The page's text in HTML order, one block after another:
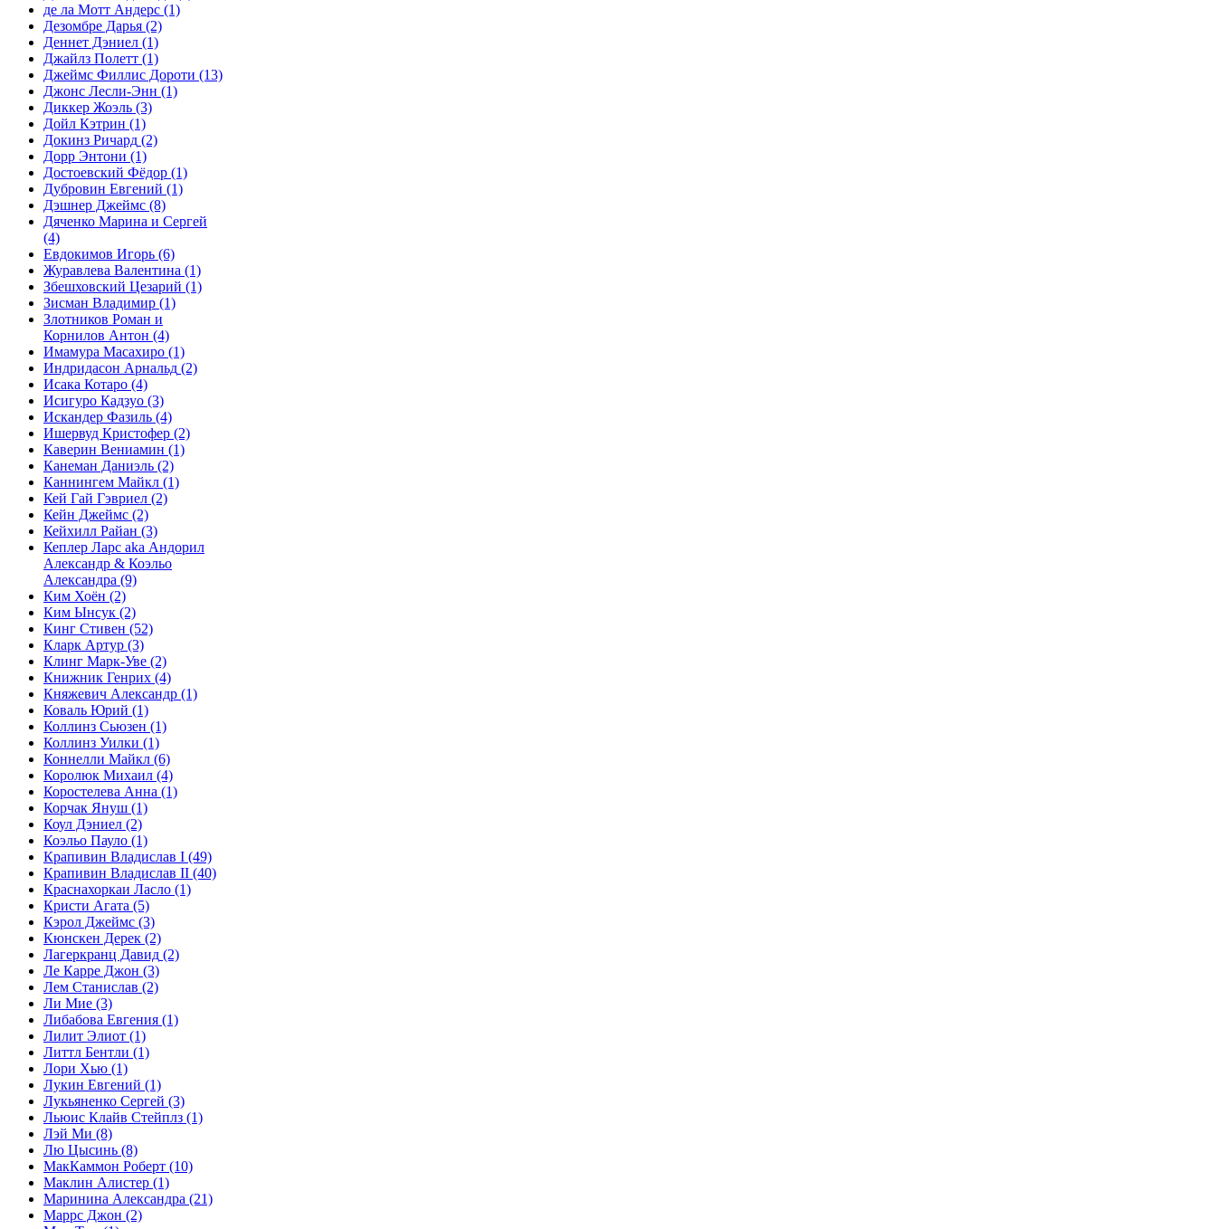
де ла Мотт Андерс (1)
Дезомбре Дарья (2)
Деннет Дэниел (1)
Джайлз Полетт (1)
Джеймс Филлис Дороти (13)
Джонс Лесли-Энн (1)
Диккер Жоэль (3)
Дойл Кэтрин (1)
Докинз Ричард (2)
Дорр Энтони (1)
Достоевский Фёдор (1)
Дубровин Евгений (1)
Дэшнер Джеймс (8)
Дяченко Марина и Сергей
(4)
Евдокимов Игорь (6)
Журавлева Валентина (1)
Збешховский Цезарий (1)
Зисман Владимир (1)
Злотников Роман и
Корнилов Антон (4)
Имамура Масахиро (1)
Индридасон Арнальд (2)
Исака Котаро (4)
Исигуро Кадзуо (3)
Искандер Фазиль (4)
Ишервуд Кристофер (2)
Каверин Вениамин (1)
Канеман Даниэль (2)
Каннингем Майкл (1)
Кей Гай Гэвриел (2)
Кейн Джеймс (2)
Кейхилл Райан (3)
Кеплер Ларс aka Андорил
Александр & Коэльо
Александра (9)
Ким Хоён (2)
Ким Ынсук (2)
Кинг Стивен (52)
Кларк Артур (3)
Клинг Марк-Уве (2)
Книжник Генрих (4)
Княжевич Александр (1)
Коваль Юрий (1)
Коллинз Сьюзен (1)
Коллинз Уилки (1)
Коннелли Майкл (6)
Королюк Михаил (4)
Коростелева Анна (1)
Корчак Януш (1)
Коул Дэниел (2)
Коэльо Пауло (1)
Крапивин Владислав I (49)
Крапивин Владислав II (40)
Краснахоркаи Ласло (1)
Кристи Агата (5)
Кэрол Джеймс (3)
Кюнскен Дерек (2)
Лагеркранц Давид (2)
Ле Карре Джон (3)
Лем Станислав (2)
Ли Мие (3)
Либабова Евгения (1)
Лилит Элиот (1)
Литтл Бентли (1)
Лори Хью (1)
Лукин Евгений (1)
Лукьяненко Сергей (3)
Льюис Клайв Стейплз (1)
Лэй Ми (8)
Лю Цысинь (8)
МакКаммон Роберт (10)
Маклин Алистер (1)
Маринина Александра (21)
Маррс Джон (2)